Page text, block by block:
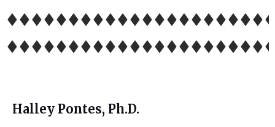
Halley Pontes, Ph.D.